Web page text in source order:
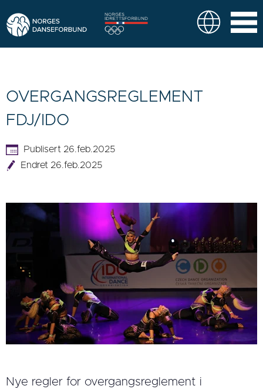
OVERGANGSREGLEMENT
FDJ/IDO
Publisert 26.feb.2025
Endret 26.feb.2025
Nye regler for overgangsreglement i